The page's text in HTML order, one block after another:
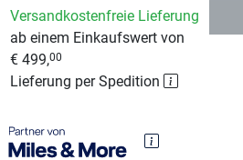
Versandkostenfreie Lieferung
ab einem Einkaufswert von
€ 499,00
Lieferung per Spedition